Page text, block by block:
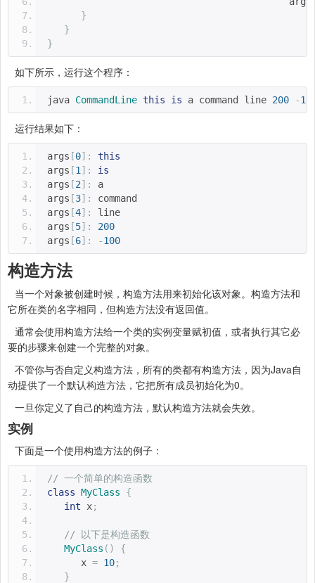
}
}
}
如下所示，运行这个程序：
java CommandLine this is a command line 200 -
运行结果如下：
args [0]:
this
args [1 ]:
is
args [2]:
a
args [3]:
command
args [4]:
line
args [5]:
200
args [6]: -100
构造方法
当一个对象被创建时候，构造方法用来初始化该对象。构造方法和
它所在类的名字相同，但构造方法没有返回值。
通常会使用构造方法给一个类的实例变量赋初值，或者执行其它必
要的步骤来创建一个完整的对象。
不管你与否自定义构造方法，所有的类都有构造方法，因为Java自
动提供了一个默认构造方法，它把所有成员初始化为0。
一旦你定义了自己的构造方法，默认构造方法就会失效。
实例
下面是一个使用构造方法的例子：
// 一个简单的构造函数
class MyClass
{
int x;
// 以下是构造函数
MyClass ()
{
      x
= 10;
}